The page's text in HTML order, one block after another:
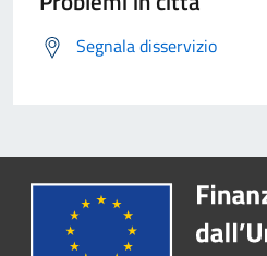
Segnala disservizio